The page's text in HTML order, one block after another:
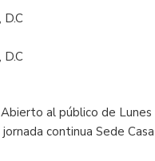
al público de Lunes
continua Sede Casa